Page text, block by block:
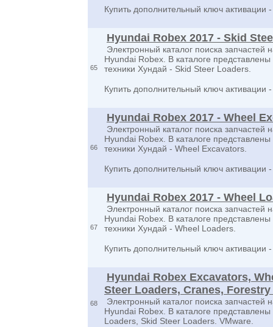
Купить дополнительный ключ активации
65
Hyundai Robex 2017 - Skid
Электронный каталог поиска запчастей
Hyundai Robex. В каталоге
техники Хундай - Skid Steer Loaders.
Купить дополнительный ключ активации
66
Hyundai Robex 2017 - Wheel
Электронный каталог поиска запчастей
Hyundai Robex. В каталоге
техники Хундай - Wheel Excavators.
Купить дополнительный ключ активации
67
Hyundai Robex 2017 - Wheel
Электронный каталог поиска запчастей
Hyundai Robex. В каталоге
техники Хундай - Wheel Loaders.
Купить дополнительный ключ активации
68
Hyundai Robex Excavators,
Steer Loaders, Cranes,
Электронный каталог поиска запчастей
Hyundai Robex. В каталоге
Loaders, Skid Steer Loaders. VMware.